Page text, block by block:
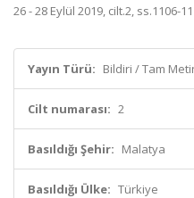
26 - 28 Eylül 2019, cilt.2, ss.1106-
Yayın Türü: Bildiri / Tam
Cilt numarası: 2
Basıldığı Şehir: Malatya
Basıldığı Ülke: Türkiye